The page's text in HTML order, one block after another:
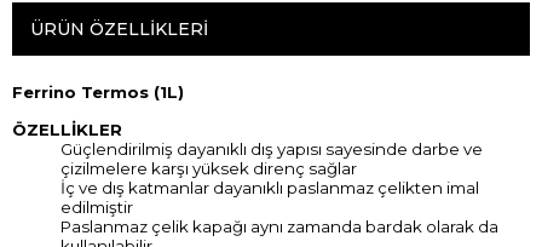
ÜRÜN ÖZELLIKLERI
Ferrino Termos (1L)
ÖZELLİKLER
Güçlendirilmiş dayanıklı dış yapısı sayesinde darbe ve
çizilmelere karşı yüksek direnç sağlar
İç ve dış katmanlar dayanıklı paslanmaz çelikten imal
edilmiştir
Paslanmaz çelik kapağı aynı zamanda bardak olarak da